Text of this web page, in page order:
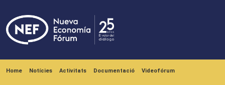
Home Notícies Activitats Documentació Videofórum